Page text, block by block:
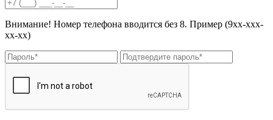
Внимание! Номер телефона вводится без 8. Пример (9хх-ххх-
хх-хх)